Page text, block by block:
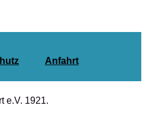
Anfahrt
e.V. 1921.